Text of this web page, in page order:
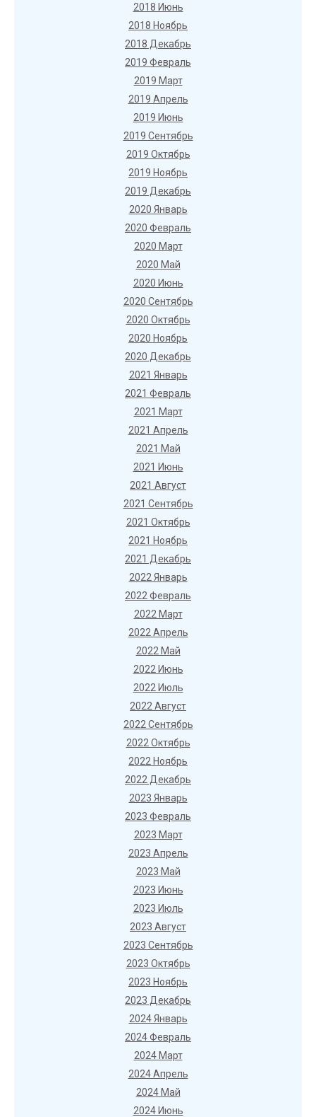
2018 Июнь
2018 Ноябрь
2018 Декабрь
2019 Февраль
2019 Март
2019 Апрель
2019 Июнь
2019 Сентябрь
2019 Октябрь
2019 Ноябрь
2019 Декабрь
2020 Январь
2020 Февраль
2020 Март
2020 Май
2020 Июнь
2020 Сентябрь
2020 Октябрь
2020 Ноябрь
2020 Декабрь
2021 Январь
2021 Февраль
2021 Март
2021 Апрель
2021 Май
2021 Июнь
2021 Август
2021 Сентябрь
2021 Октябрь
2021 Ноябрь
2021 Декабрь
2022 Январь
2022 Февраль
2022 Март
2022 Апрель
2022 Май
2022 Июнь
2022 Июль
2022 Август
2022 Сентябрь
2022 Октябрь
2022 Ноябрь
2022 Декабрь
2023 Январь
2023 Февраль
2023 Март
2023 Апрель
2023 Май
2023 Июнь
2023 Июль
2023 Август
2023 Сентябрь
2023 Октябрь
2023 Ноябрь
2023 Декабрь
2024 Январь
2024 Февраль
2024 Март
2024 Апрель
2024 Май
2024 Июнь